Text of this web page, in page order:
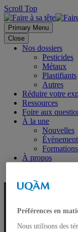
Scroll Top
Primary Menu
Close
Nos dossiers
Pesticides
Métaux
Plastifiants
Autres
Réduire votre
Ressources
Foire aux
À la une
Nouvelles
À propos
Préférences en
Nous utilisons des